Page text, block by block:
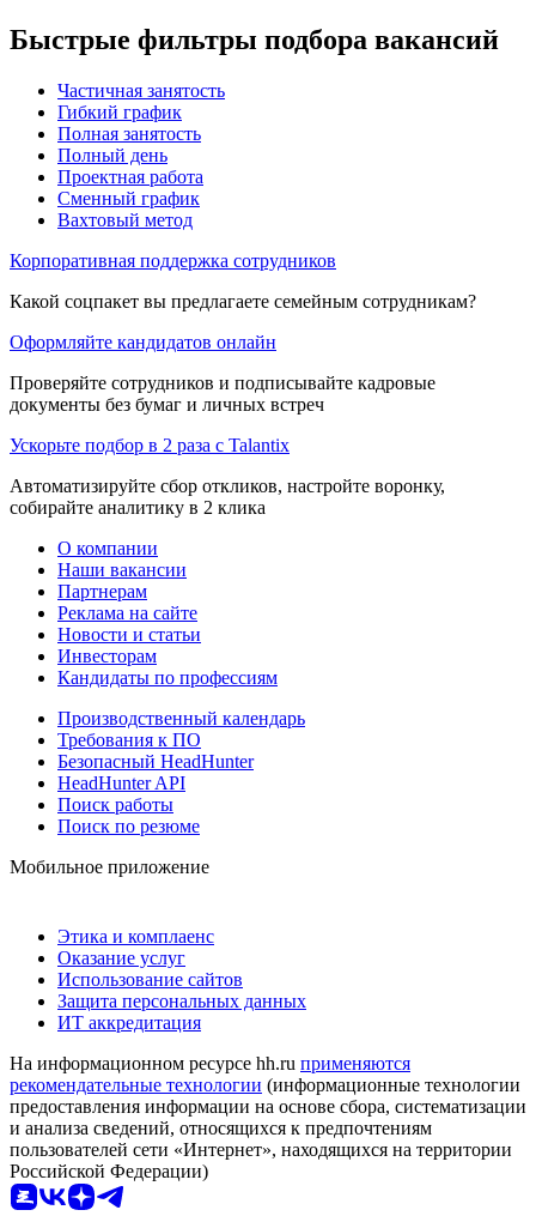
Быстрые фильтры подбора вакансий
Частичная занятость
Гибкий график
Полная занятость
Полный день
Проектная работа
Сменный график
Вахтовый метод
Корпоративная поддержка сотрудников
Какой соцпакет вы предлагаете семейным сотрудникам?
Оформляйте кандидатов онлайн
Проверяйте сотрудников и подписывайте кадровые
документы без бумаг и личных встреч
Ускорьте подбор в 2 раза с Talantix
Автоматизируйте сбор откликов, настройте воронку,
собирайте аналитику в 2 клика
О компании
Наши вакансии
Партнерам
Реклама на сайте
Новости и статьи
Инвесторам
Кандидаты по профессиям
Производственный календарь
Требования к ПО
Безопасный HeadHunter
HeadHunter API
Поиск работы
Поиск по резюме
Мобильное приложение
Этика и комплаенс
Оказание услуг
Использование сайтов
Защита персональных данных
ИТ аккредитация
На информационном ресурсе hh.ru применяются
рекомендательные технологии (информационные технологии
предоставления информации на основе сбора, систематизации
и анализа сведений, относящихся к предпочтениям
пользователей сети «Интернет», находящихся на территории
Российской Федерации)